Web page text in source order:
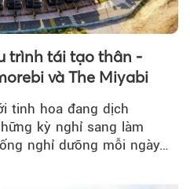
trình tái tạo thân -
và The Miyabi
tinh hoa đang dịch
kỳ nghỉ sang làm
nghỉ dưỡng mỗi ngày…